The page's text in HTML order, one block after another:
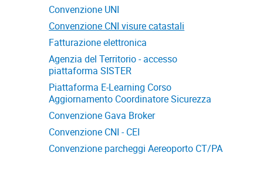
Convenzione UNI
Convenzione CNI visure catastali
Fatturazione elettronica
Agenzia del Territorio - accesso
piattaforma SISTER
Piattaforma E-Learning Corso
Aggiornamento Coordinatore Sicurezza
Convenzione Gava Broker
Convenzione CNI - CEI
Convenzione parcheggi Aereoporto CT/PA